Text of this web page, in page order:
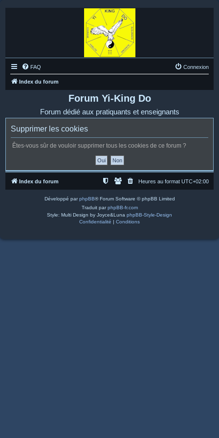
FAQ Connexion
Index du forum
Forum Yi-King Do
Forum dédié aux pratiquants et enseignants
Supprimer les cookies
Êtes-vous sûr de vouloir supprimer tous les cookies de ce forum ?
Index du forum Heures au format UTC+02:00
Développé parphpBB® Forum Software © phpBB Limited
Traduit parphpBB-fr.com
Style: Multi Design by Joyce&Luna phpBB-Style-Design
Confidentialité | Conditions